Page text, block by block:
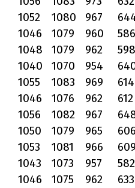
1052 1080 967
1046 1079 960
586
1048 1079 962
598
1040 1070 954
1055 1083 969
614
1046 1076 962
612
1056 1082 967
1050 1079 965
1053 1081 966
1043 1073 957
582
1046 1075 962
633